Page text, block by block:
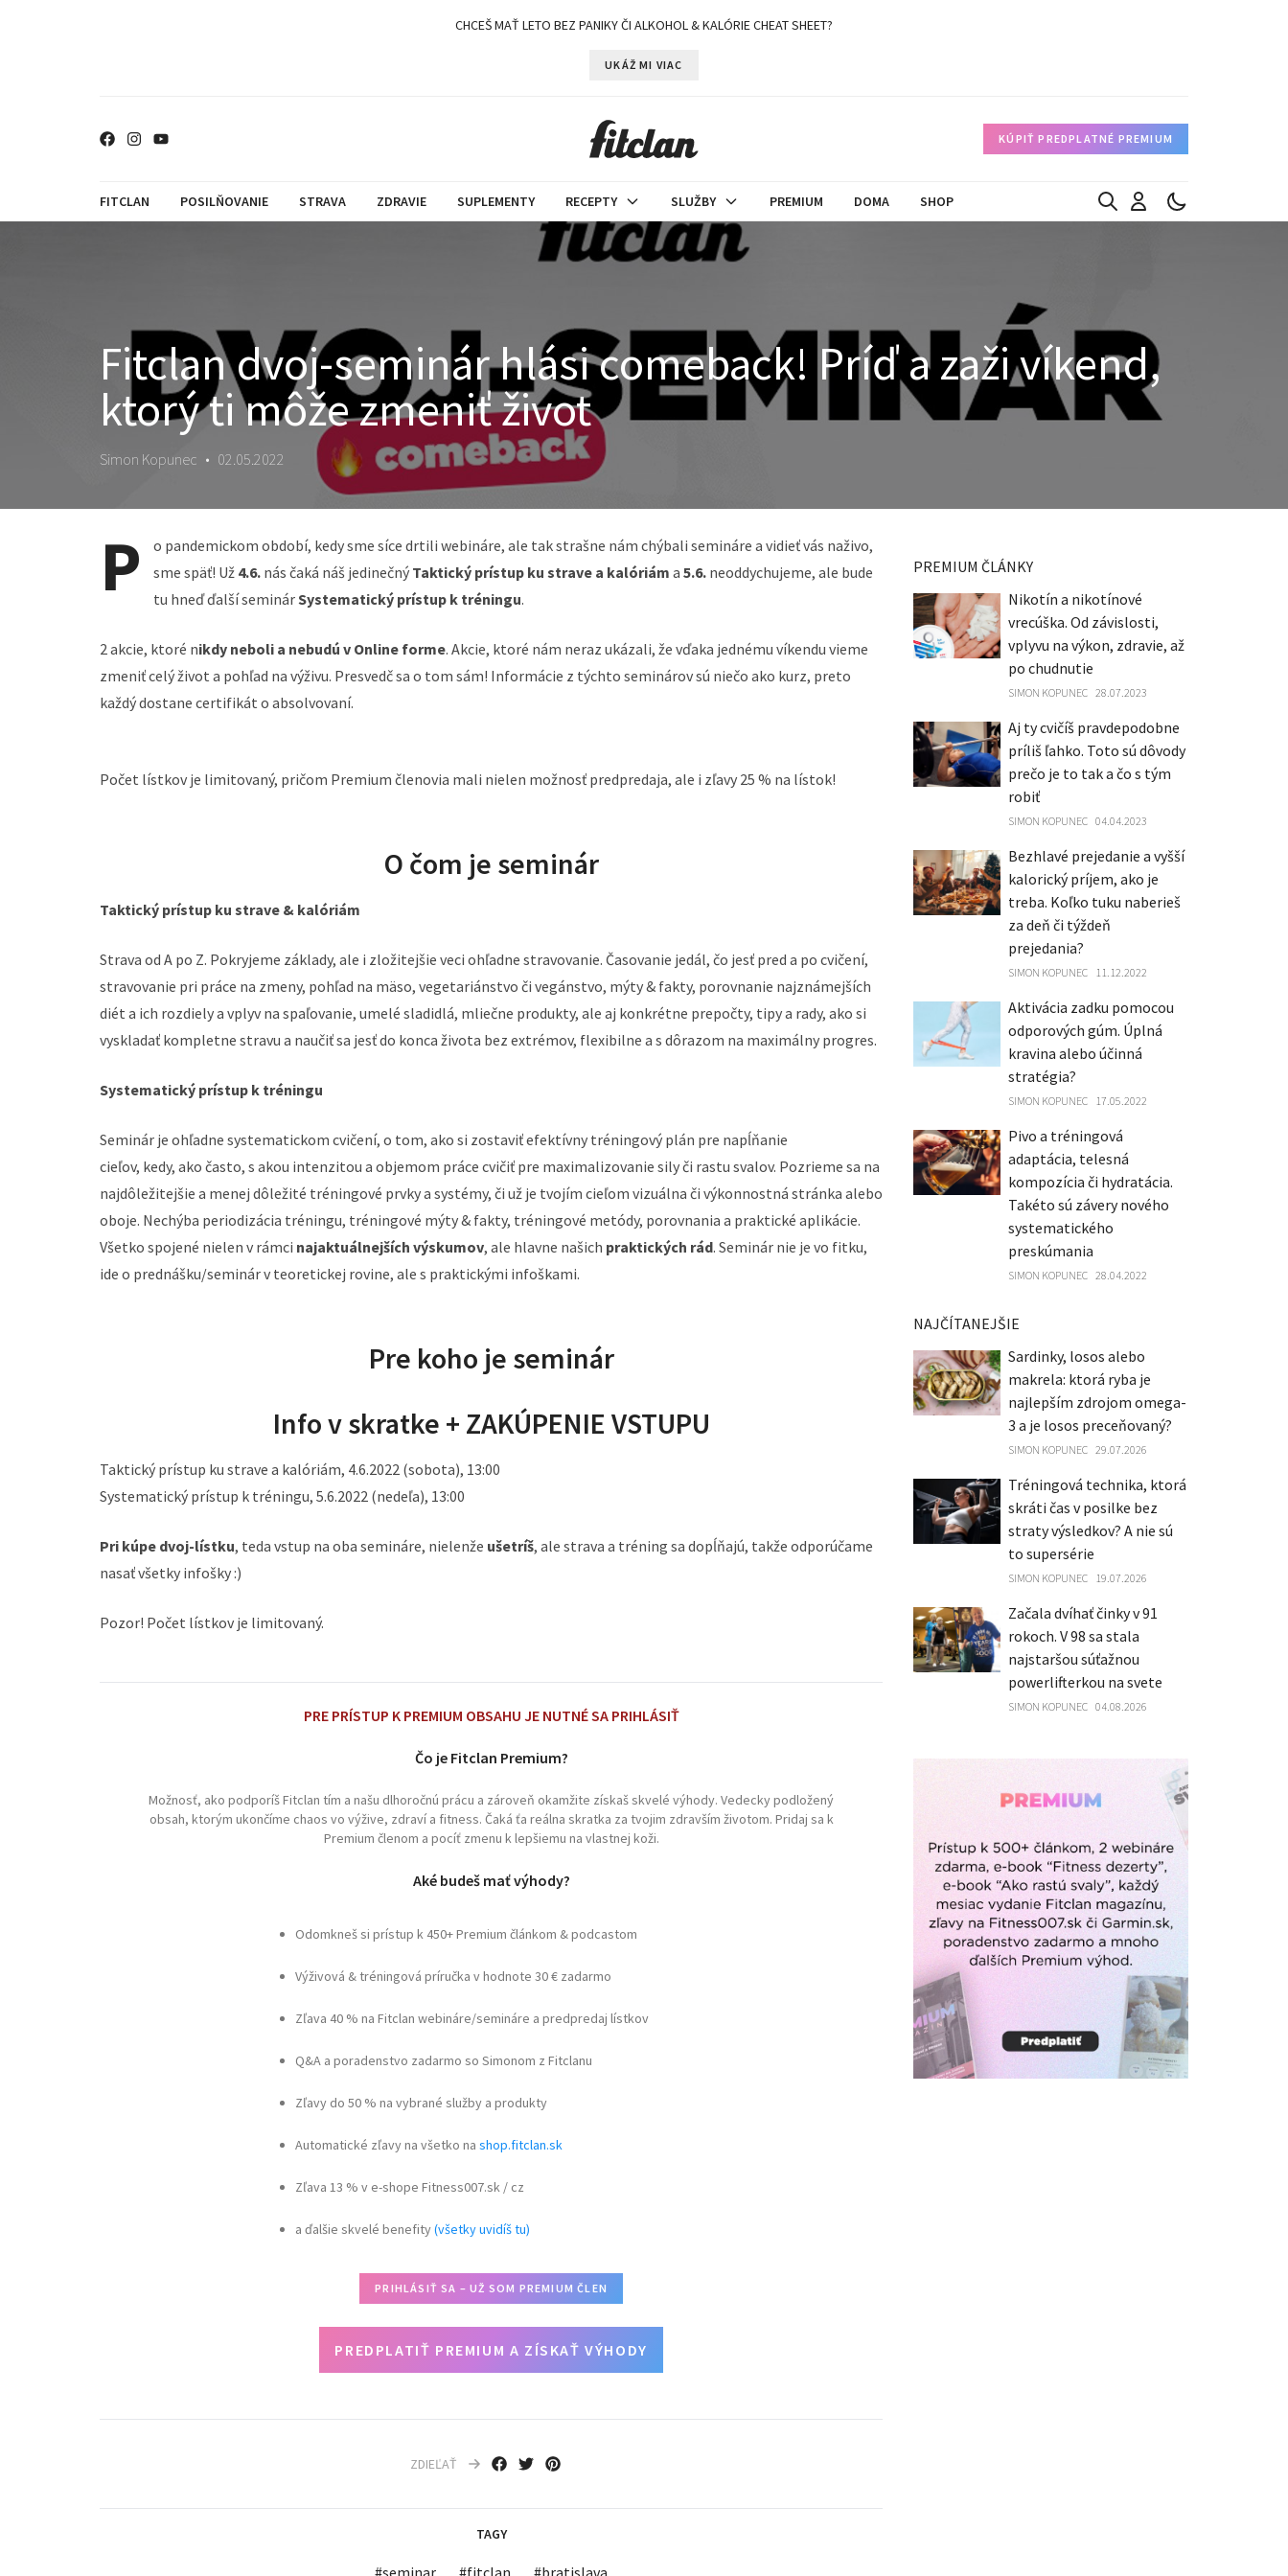
CHCEŠ MAŤ LETO BEZ PANIKY ČI ALKOHOL & KALÓRIE CHEAT SHEET?
UKÁŽ MI VIAC
KÚPIŤ PREDPLATNÉ PREMIUM
FITCLAN POSILŇOVANIE STRAVA ZDRAVIE SUPLEMENTY RECEPTY SLUŽBY PREMIUM DOMA SHOP
Fitclan dvoj-seminár hlási comeback! Príď a zaži víkend,
ktorý ti môže zmeniť život
Simon Kopunec • 02.05.2022
P
o pandemickom období, kedy sme síce drtili webináre, ale tak strašne nám chýbali semináre a vidieť vás naživo,
sme späť! Už 4.6. nás čaká náš jedinečný Taktický prístup ku strave a kalóriám a 5.6. neoddychujeme, ale bude
tu hneď ďalší seminárSystematický prístup k tréningu.
2 akcie, ktoré nikdy neboli a nebudú v Online forme. Akcie, ktoré nám neraz ukázali, že vďaka jednému víkendu vieme
zmeniť celý život a pohľad na výživu. Presvedč sa o tom sám! Informácie z týchto seminárov sú niečo ako kurz, preto
každý dostane certifikát o absolvovaní.
Počet lístkov je limitovaný, pričom Premium členovia mali nielen možnosť predpredaja, ale i zľavy 25 % na lístok!
O čom je seminár
Taktický prístup ku strave & kalóriám
Strava od A po Z. Pokryjeme základy, ale i zložitejšie veci ohľadne stravovanie. Časovanie jedál, čo jesť pred a po cvičení,
stravovanie pri práce na zmeny, pohľad na mäso, vegetariánstvo či vegánstvo, mýty & fakty, porovnanie najznámejších
diét a ich rozdiely a vplyv na spaľovanie, umelé sladidlá, mliečne produkty, ale aj konkrétne prepočty, tipy a rady, ako si
vyskladať kompletne stravu a naučiť sa jesť do konca života bez extrémov, flexibilne a s dôrazom na maximálny progres.
Systematický prístup k tréningu
Seminár je ohľadne systematickom cvičení, o tom, ako si zostaviť efektívny tréningový plán pre napĺňanie
cieľov, kedy, ako často, s akou intenzitou a objemom práce cvičiť pre maximalizovanie sily či rastu svalov. Pozrieme sa na
najdôležitejšie a menej dôležité tréningové prvky a systémy, či už je tvojím cieľom vizuálna či výkonnostná stránka alebo
oboje. Nechýba periodizácia tréningu, tréningové mýty & fakty, tréningové metódy, porovnania a praktické aplikácie.
Všetko spojené nielen v rámci najaktuálnejších výskumov, ale hlavne našich praktických rád. Seminár nie je vo fitku,
ide o prednášku/seminár v teoretickej rovine, ale s praktickými infoškami.
Pre koho je seminár
Info v skratke + ZAKÚPENIE VSTUPU
Taktický prístup ku strave a kalóriám, 4.6.2022 (sobota), 13:00
Systematický prístup k tréningu, 5.6.2022 (nedeľa), 13:00
Pri kúpe dvoj-lístku, teda vstup na oba semináre, nielenže ušetríš, ale strava a tréning sa dopĺňajú, takže odporúčame
nasať všetky infošky :)
Pozor! Počet lístkov je limitovaný.
PRE PRÍSTUP K PREMIUM OBSAHU JE NUTNÉ SA PRIHLÁSIŤ
Čo je Fitclan Premium?
Možnosť, ako podporíš Fitclan tím a našu dlhoročnú prácu a zároveň okamžite získaš skvelé výhody. Vedecky podložený
obsah, ktorým ukončíme chaos vo výžive, zdraví a fitness. Čaká ťa reálna skratka za tvojim zdravším životom. Pridaj sa k
Premium členom a pocíť zmenu k lepšiemu na vlastnej koži.
Aké budeš mať výhody?
Odomkneš si prístup k 450+ Premium článkom & podcastom
Výživová & tréningová príručka v hodnote 30 € zadarmo
Zľava 40 % na Fitclan webináre/semináre a predpredaj lístkov
Q&A a poradenstvo zadarmo so Simonom z Fitclanu
Zľavy do 50 % na vybrané služby a produkty
Automatické zľavy na všetko nashop.fitclan.sk
Zľava 13 % v e-shope Fitness007.sk / cz
a ďalšie skvelé benefity(všetky uvidíš tu)
PRIHLÁSIŤ SA – UŽ SOM PREMIUM ČLEN
PREDPLATIŤ PREMIUM A ZÍSKAŤ VÝHODY
ZDIEĽAŤ
TAGY
#seminar #fitclan #bratislava
PREMIUM ČLÁNKY
Nikotín a nikotínové
vrecúška. Od závislosti,
vplyvu na výkon, zdravie, až
po chudnutie
SIMON KOPUNEC 28.07.2023
Aj ty cvičíš pravdepodobne
príliš ľahko. Toto sú dôvody
prečo je to tak a čo s tým
robiť
SIMON KOPUNEC 04.04.2023
Bezhlavé prejedanie a vyšší
kalorický príjem, ako je
treba. Koľko tuku naberieš
za deň či týždeň
prejedania?
SIMON KOPUNEC 11.12.2022
Aktivácia zadku pomocou
odporových gúm. Úplná
kravina alebo účinná
stratégia?
SIMON KOPUNEC 17.05.2022
Pivo a tréningová
adaptácia, telesná
kompozícia či hydratácia.
Takéto sú závery nového
systematického
preskúmania
SIMON KOPUNEC 28.04.2022
NAJČÍTANEJŠIE
Sardinky, losos alebo
makrela: ktorá ryba je
najlepším zdrojom omega-
3 a je losos preceňovaný?
SIMON KOPUNEC 29.07.2026
Tréningová technika, ktorá
skráti čas v posilke bez
straty výsledkov? A nie sú
to supersérie
SIMON KOPUNEC 19.07.2026
Začala dvíhať činky v 91
rokoch. V 98 sa stala
najstaršou súťažnou
powerlifterkou na svete
SIMON KOPUNEC 04.08.2026